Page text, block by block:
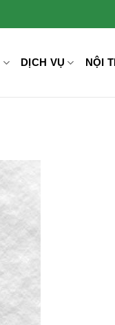
DỊCH VỤ NỘI